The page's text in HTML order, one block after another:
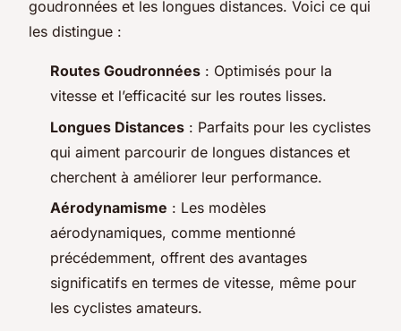
goudronnées et les longues distances. Voici ce qui
les distingue :
Routes Goudronnées : Optimisés pour la
vitesse et l’efficacité sur les routes lisses.
Longues Distances : Parfaits pour les cyclistes
qui aiment parcourir de longues distances et
cherchent à améliorer leur performance.
Aérodynamisme : Les modèles
aérodynamiques, comme mentionné
précédemment, offrent des avantages
significatifs en termes de vitesse, même pour
les cyclistes amateurs.